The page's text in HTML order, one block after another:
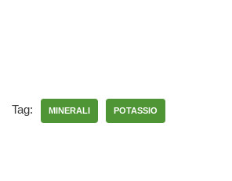
Tag: MINERALI POTASSIO